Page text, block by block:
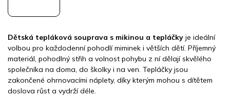
Dětská tepláková souprava s mikinou a tepláčky je ideální
volbou pro každodenní pohodlí miminek i větších dětí. Příjemný
materiál, pohodlný střih a volnost pohybu z ní dělají skvělého
společníka na doma, do školky i na ven. Tepláčky jsou
zakončené ohrnovacími náplety, díky kterým mohou s dítětem
doslova růst a vydrží déle.